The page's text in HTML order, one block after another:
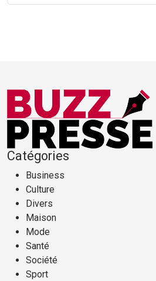
Catégories
Business
Culture
Divers
Maison
Mode
Santé
Société
Sport